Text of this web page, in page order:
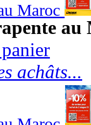
Maroc
achâts...